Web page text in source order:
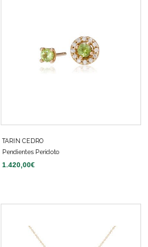
TARIN CEDRO
Pendientes Peridoto
1.420,00€